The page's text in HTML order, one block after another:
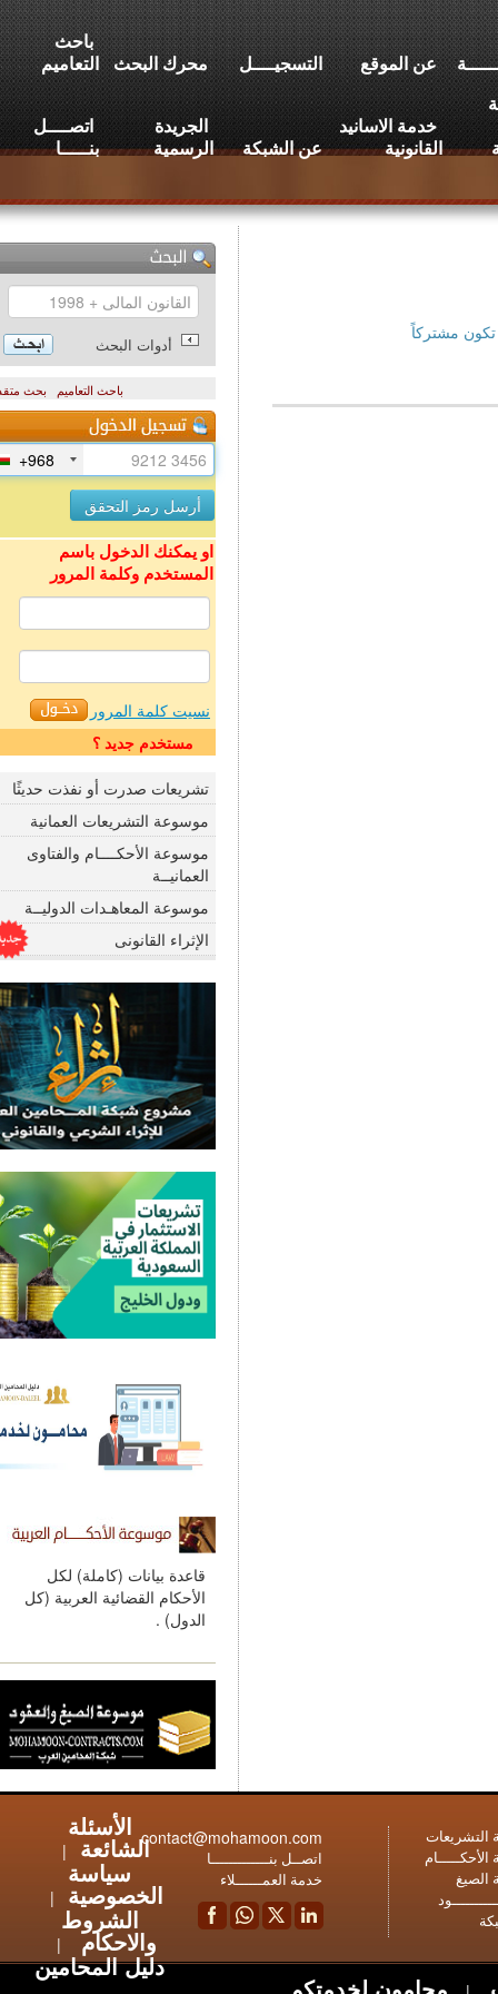
عن الموقع التسجيــــل محرك البحث
باحث
التعاميم
خدمة الاسانيد
القانونية
عن الشبكة
الجريدة
الرسمية
اتصــــل
بنـــــا
أدوات البحث
باحث التعاميم بحث متقدم
+968
او يمكنك الدخول باسم
المستخدم وكلمة المرور
نسيت كلمة المرور
مستخدم جديد ؟
تشريعات صدرت أو نفذت حديثًا
موسوعة التشريعات العمانية
موسوعة الأحكــــام والفتاوى
العمانيــة
موسوعة المعاهـدات الدوليــة
الإثراء القانونى
قاعدة بيانات (كاملة) لكل
الأحكام القضائية العربية (كل
الدول) .
contact@mohamoon.com
اتصــل بنـــــــــــــا
خدمة العمــــــلاء
الأسئلة
الشائعة |
سياسة
الخصوصية |
الشروط
والاحكام |
دليل المحامين